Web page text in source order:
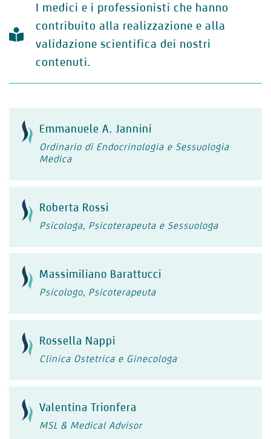
I medici e i professionisti che hanno
contribuito alla realizzazione e alla
validazione scientifica dei nostri
contenuti.
Emmanuele A. Jannini
Ordinario di Endocrinologia e Sessuologia
Medica
Roberta Rossi
Psicologa, Psicoterapeuta e Sessuologa
Massimiliano Barattucci
Psicologo, Psicoterapeuta
Rossella Nappi
Clinica Ostetrica e Ginecologa
Valentina Trionfera
MSL & Medical Advisor